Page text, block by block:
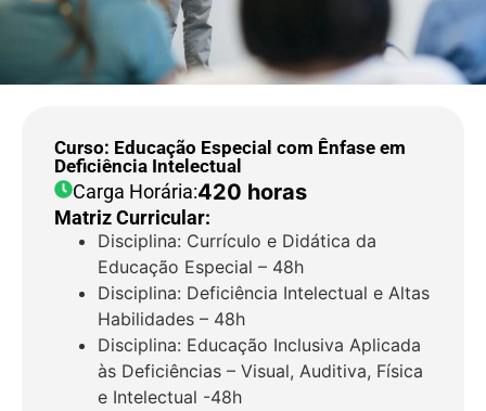
Curso: Educação Especial com Ênfase em
Deficiência Intelectual
Carga Horária:420 horas
Matriz Curricular:
Disciplina: Currículo e Didática da
Educação Especial – 48h
Disciplina: Deficiência Intelectual e Altas
Habilidades – 48h
Disciplina: Educação Inclusiva Aplicada
às Deficiências – Visual, Auditiva, Física
e Intelectual -48h